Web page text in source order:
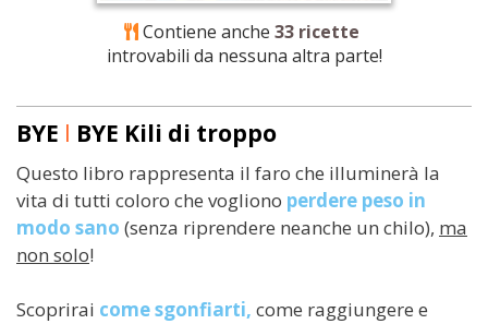
Contiene anche 33 ricette
introvabili da nessuna altra parte!
BYE I BYE Kili di troppo
Questo libro rappresenta il faro che illuminerà la
vita di tutti coloro che vogliono perdere peso in
modo sano (senza riprendere neanche un chilo), ma
non solo!
Scoprirai come sgonfiarti, come raggiungere e